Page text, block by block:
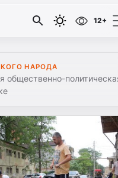
12+
НАРОДА
общественно-